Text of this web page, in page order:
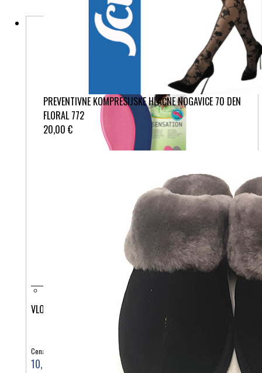
PREVENTIVNE KOMPRESIJSKE HLAČNE NOGAVICE 70 DEN
FLORAL 772
20,00 €
VLOŽEK SENSATION
Cena:
10,90 €